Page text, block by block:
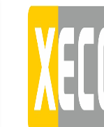
content